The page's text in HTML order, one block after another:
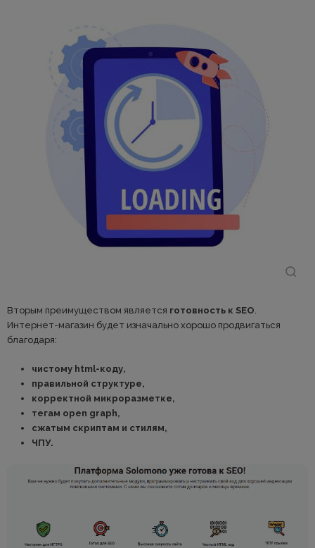
Вторым преимуществом является готовность к SEO
Интернет-магазин будет изначально хорошо продвигаться
благодаря:
чистому html-коду,
правильной структуре,
корректной микроразметке,
тегам open graph,
сжатым скриптам и стилям,
ЧПУ.